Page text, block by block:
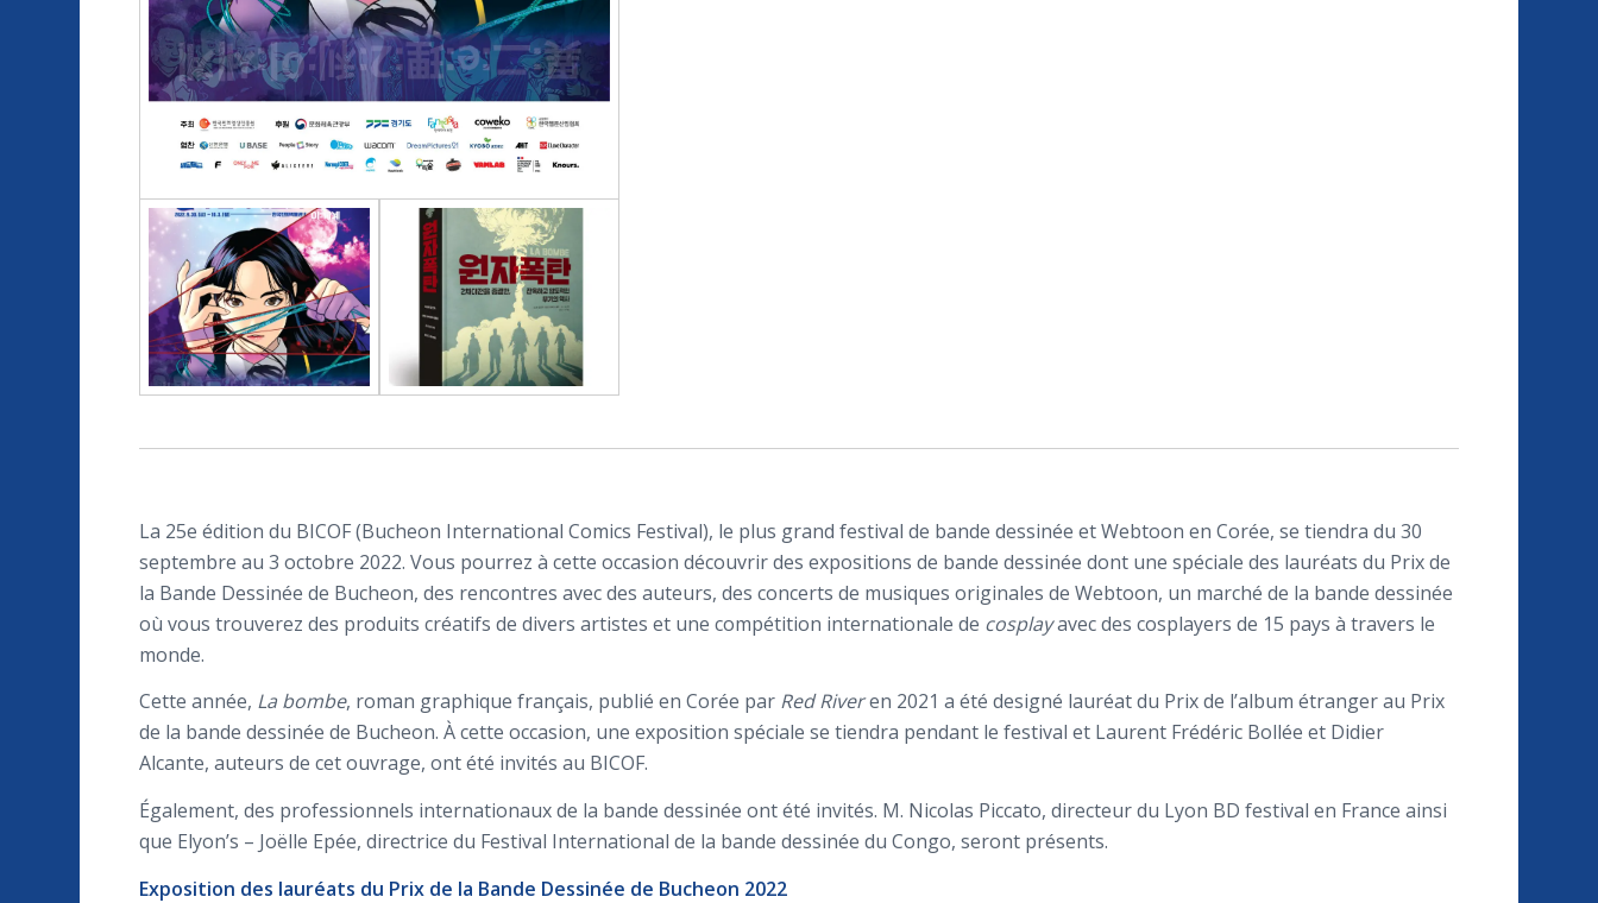
La 25e édition du BICOF (Bucheon International Comics Festival), le plus grand festival de bande dessinée et Webtoon en Corée, se tiendra du 30
septembre au 3 octobre 2022. Vous pourrez à cette occasion découvrir des expositions de bande dessinée dont une spéciale des lauréats du Prix de
la Bande Dessinée de Bucheon, des rencontres avec des auteurs, des concerts de musiques originales de Webtoon, un marché de la bande dessinée
où vous trouverez des produits créatifs de divers artistes et une compétition internationale de cosplayavec des cosplayers de 15 pays à travers le
monde.
Cette année, La bombe, roman graphique français, publié en Corée par Red Riveren 2021 a été designé lauréat du Prix de l’album étranger au Prix
de la bande dessinée de Bucheon. À cette occasion, une exposition spéciale se tiendra pendant le festival et Laurent Frédéric Bollée et Didier
Alcante, auteurs de cet ouvrage, ont été invités au BICOF.
Également, des professionnels internationaux de la bande dessinée ont été invités. M. Nicolas Piccato, directeur du Lyon BD festival en France ainsi
que Elyon’s – Joëlle Epée, directrice du Festival International de la bande dessinée du Congo, seront présents.
Exposition des lauréats du Prix de la Bande Dessinée de Bucheon 2022